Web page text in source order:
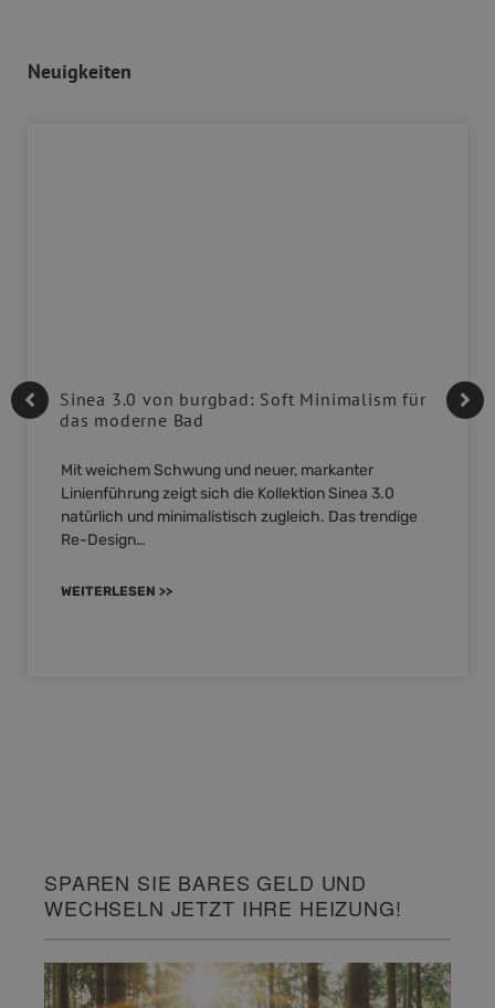
Neuigkeiten
Sinea 3.0 von burgbad: Soft Minimalism für
das moderne Bad
Mit weichem Schwung und neuer, markanter
Linienführung zeigt sich die Kollektion Sinea 3.0
natürlich und minimalistisch zugleich. Das trendige
Re-Design…
WEITERLESEN >>
SPAREN SIE BARES GELD UND
WECHSELN JETZT IHRE HEIZUNG!